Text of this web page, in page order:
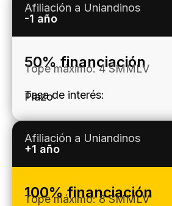
Afiliación a Uniandinos
-1 año
50% financiación
Tope máximo: 4 SMMLV
Tasa de interés:
Plazo
Afiliación a Uniandinos
+1 año
100% financiación
Tope máximo: 8 SMMLV